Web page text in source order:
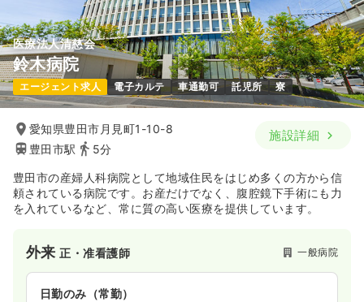
医療法人清慈会
鈴木病院
エージェント求人 電子カルテ 車通勤可 託児所 寮
愛知県豊田市月見町1-10-8
豊田市駅
5分
施設詳細
豊田市の産婦人科病院として地域住民をはじめ多くの方から信
頼されている病院です。お産だけでなく、腹腔鏡下手術にも力
を入れているなど、常に質の高い医療を提供しています。
外来正・准看護師 一般病院
日勤のみ（常勤）